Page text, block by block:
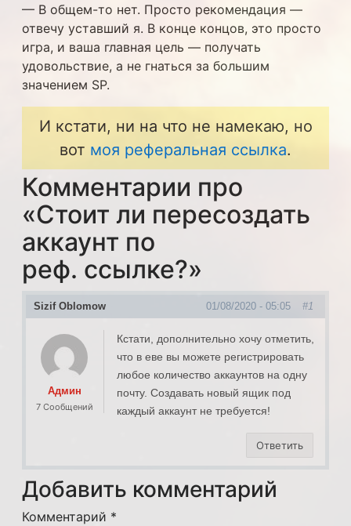
— В общем-то нет. Просто рекомендация —
отвечу уставший я. В конце концов, это просто
игра, и ваша главная цель — получать
удовольствие, а не гнаться за большим
значением SP.
И кстати, ни на что не намекаю, но
вот моя реферальная ссылка.
Комментарии про
«Стоит ли пересоздать
аккаунт по
реф. ссылке?»
Sizif Oblomow #1
01/08/2020 - 05:05
Админ
7 Сообщений
Кстати, дополнительно хочу отметить,
что в еве вы можете регистрировать
любое количество аккаунтов на одну
почту. Создавать новый ящик под
каждый аккаунт не требуется!
Ответить
Добавить комментарий
Комментарий *